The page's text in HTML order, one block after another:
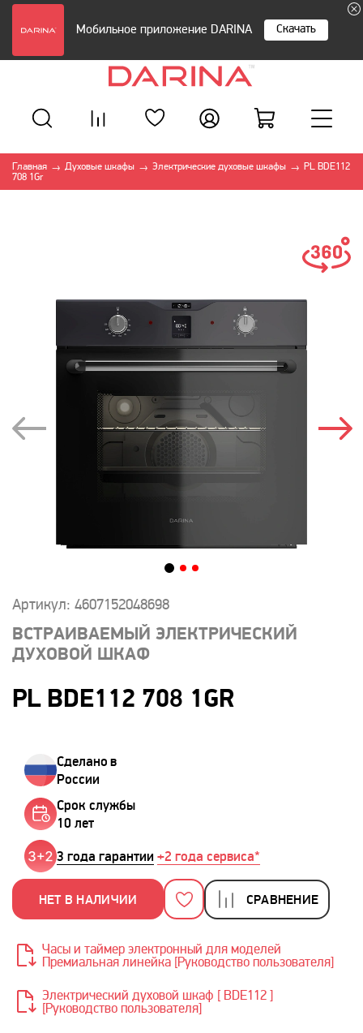
Мобильное приложение DARINA Скачать
Главная → Духовые шкафы → Электрические духовые шкафы → PL BDE112
708 1Gr
Артикул: 4607152048698
ВСТРАИВАЕМЫЙ ЭЛЕКТРИЧЕСКИЙ
ДУХОВОЙ ШКАФ
PL BDE112 708 1GR
Сделано в
России
Срок службы
10 лет
3 года гарантии +2 года сервиса*
НЕТ В НАЛИЧИИ СРАВНЕНИЕ
Часы и таймер электронный для моделей
Премиальная линейка [Руководство пользователя]
Электрический духовой шкаф [ BDE112 ]
[Руководство пользователя]